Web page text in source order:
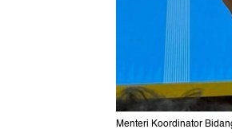
Menteri Koordinator